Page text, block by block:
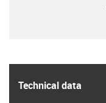
Technical data